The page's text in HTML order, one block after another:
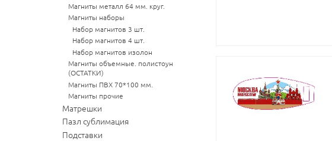
Магниты металл 64 мм. круг.
Магниты наборы
Набор магнитов 3 шт.
Набор магнитов 4 шт.
Набор магнитов изолон
Магниты объемные. полистоун
(ОСТАТКИ)
Магниты ПВХ 70*100 мм.
Магниты прочие
Матрешки
Пазл сублимация
Подставки